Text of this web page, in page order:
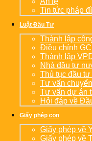
Tin tức pháp
Luật Đầu Tư
Thành lập
Điều chỉnh
Thành lập
Nhà đầu tư
Thủ tục đầu
Tư vấn
Tư vấn dự án
Hỏi đáp về
Giấy phép con
Giấy phép về
Giấy phép về